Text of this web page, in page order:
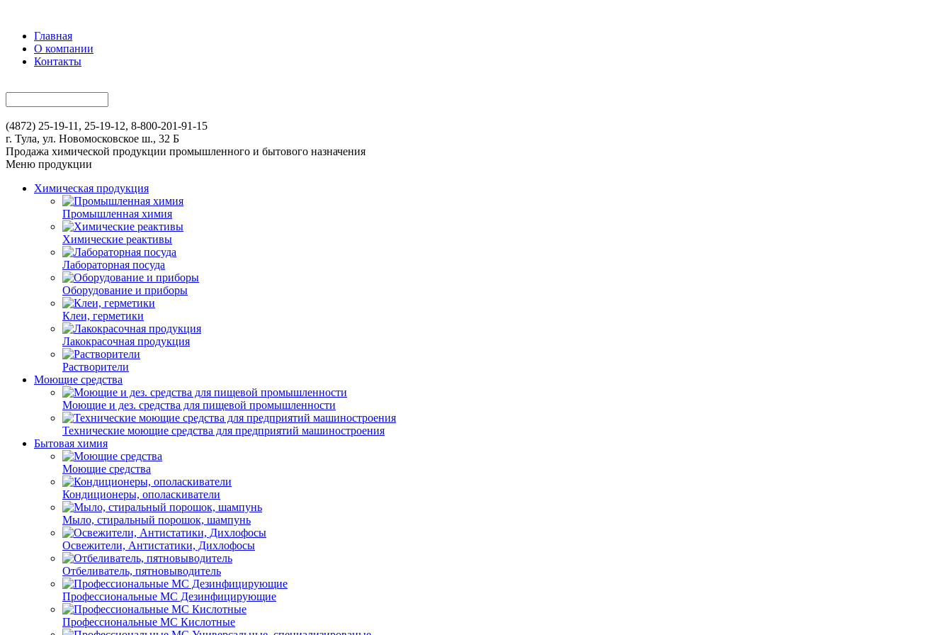
Главная
О компании
Контакты
(4872) 25-19-11, 25-19-12, 8-800-201-91-15
г. Тула, ул. Новомосковское ш., 32 Б
Продажа химической продукции промышленного и бытового назначения
Меню продукции
Химическая продукция
Промышленная химия
Химические реактивы
Лабораторная посуда
Оборудование и приборы
Клеи, герметики
Лакокрасочная продукция
Растворители
Моющие средства
Моющие и дез. средства для пищевой промышленности
Технические моющие средства для предприятий машиностроения
Бытовая химия
Моющие средства
Кондиционеры, ополаскиватели
Мыло, стиральный порошок, шампунь
Освежители, Антистатики, Дихлофосы
Отбеливатель, пятновыводитель
Профессиональные МС Дезинфицирующие
Профессиональные МС Кислотные